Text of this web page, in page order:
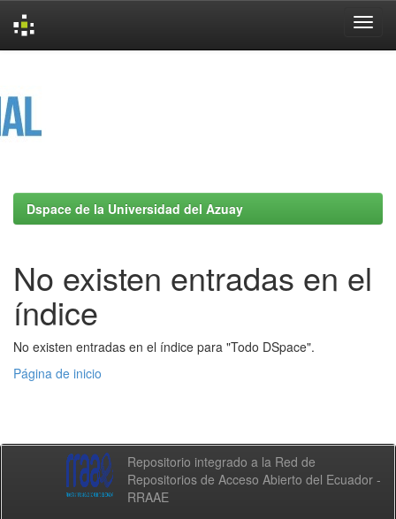
Dspace de la Universidad del Azuay
No existen entradas en el
índice
No existen entradas en el índice para "Todo DSpace".
Página de inicio
Repositorio integrado a la Red de
Repositorios de Acceso Abierto del Ecuador -
RRAAE